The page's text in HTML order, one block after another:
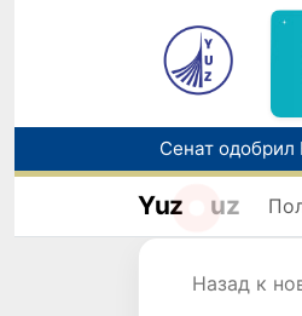
В
Yuz uz
Назад к